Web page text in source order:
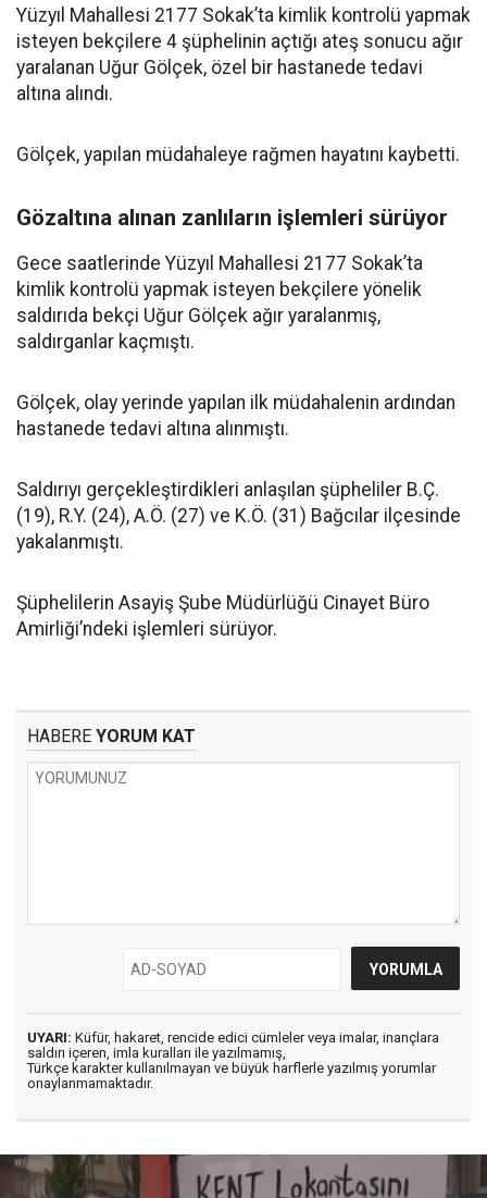
Yüzyıl Mahallesi 2177 Sokak’ta kimlik kontrolü yapmak
isteyen bekçilere 4 şüphelinin açtığı ateş sonucu ağır
yaralanan Uğur Gölçek, özel bir hastanede tedavi
altına alındı.
Gölçek, yapılan müdahaleye rağmen hayatını kaybetti.
Gözaltına alınan zanlıların işlemleri sürüyor
Gece saatlerinde Yüzyıl Mahallesi 2177 Sokak’ta
kimlik kontrolü yapmak isteyen bekçilere yönelik
saldırıda bekçi Uğur Gölçek ağır yaralanmış,
saldırganlar kaçmıştı.
Gölçek, olay yerinde yapılan ilk müdahalenin ardından
hastanede tedavi altına alınmıştı.
Saldırıyı gerçekleştirdikleri anlaşılan şüpheliler B.Ç.
(19), R.Y. (24), A.Ö. (27) ve K.Ö. (31) Bağcılar ilçesinde
yakalanmıştı.
Şüphelilerin Asayiş Şube Müdürlüğü Cinayet Büro
Amirliği’ndeki işlemleri sürüyor.
HABERE YORUM KAT
UYARI: Küfür, hakaret, rencide edici cümleler veya imalar, inançlara
saldırı içeren, imla kuralları ile yazılmamış,
Türkçe karakter kullanılmayan ve büyük harflerle yazılmış yorumlar
onaylanmamaktadır.